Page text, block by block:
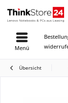
Menü
Übersicht